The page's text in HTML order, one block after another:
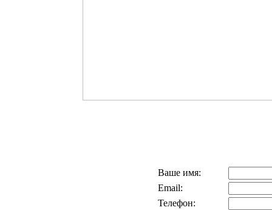
Ваше имя:
Email:
Телефон: